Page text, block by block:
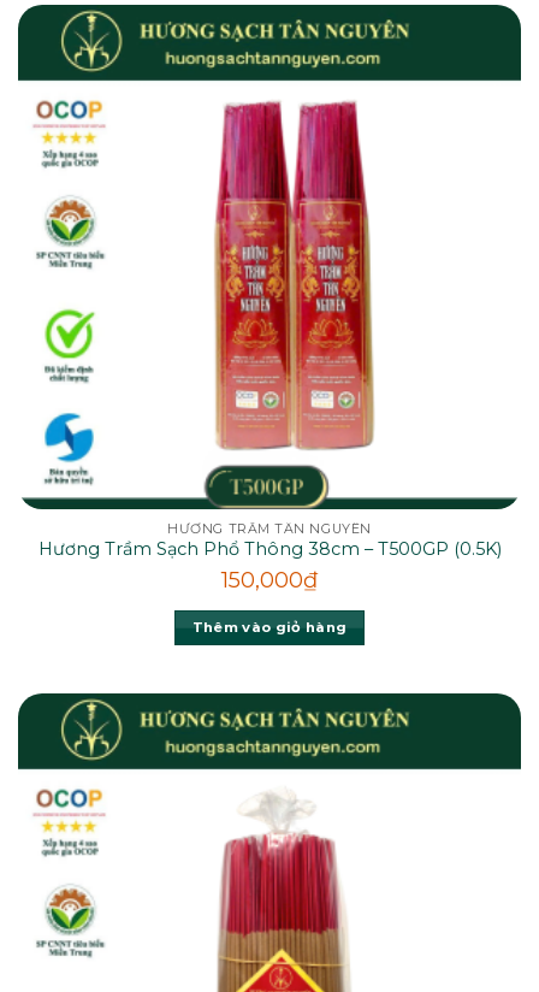
HƯƠNG TRẦM TÂN NGUYÊN
Hương Trầm Sạch Phổ Thông 38cm – T500GP (0.5K)
150,000₫
Thêm vào giỏ hàng